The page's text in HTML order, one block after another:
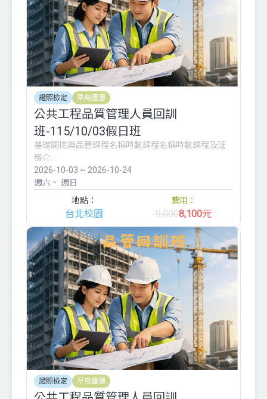
證照檢定 早鳥優惠
公共工程品質管理人員回訓
班-115/10/03假日班
基礎開挖與品管課程名稱時數課程名稱時數課程及班
務介...
2026-10-03 ~ 2026-10-24
週六
週日
地點：
台北校園
費用：
9,0008,100元
證照檢定 早鳥優惠